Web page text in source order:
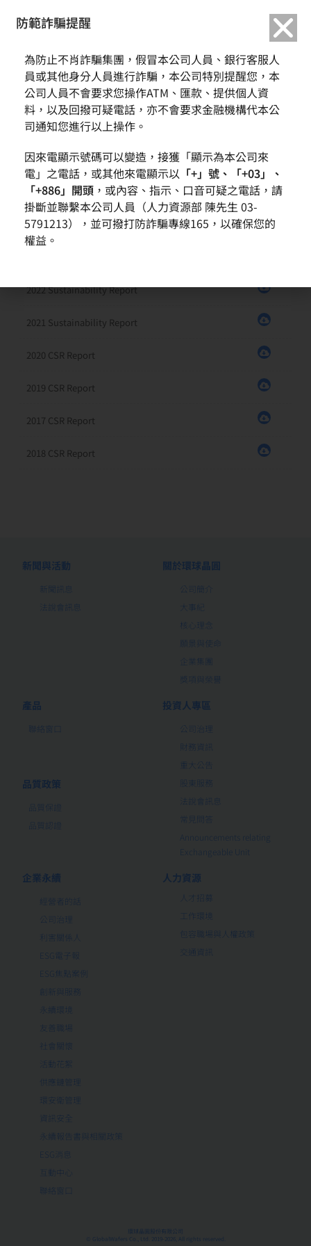
ード
這是環安衛政策負標題
ホーム 企業の社会的責任 企業責任レポートのダウンロード
題名 ダウンロード
2024 Sustainability Report
2022 Sustainability Report
2021 Sustainability Report
2020 CSR Report
2019 CSR Report
2017 CSR Report
2018 CSR Report
新聞與活動
新聞訊息
法說會訊息
關於環球晶圓
公司簡介
大事紀
核心理念
願景與使命
企業集團
獎項與榮譽
產品
聯絡窗口
品質政策
品質保證
品質認證
投資人專區
公司治理
財務資訊
重大公告
股東服務
法說會訊息
常見問答
Announcements relating
Exchangeable Unit
企業永續
經營者的話
公司治理
利害關係人
ESG電子報
ESG焦點案例
創新與服務
永續環境
友善職場
社會關懷
活動花絮
供應鏈管理
環安衛管理
資訊安全
永續報告書與相關政策
ESG消息
互動中心
聯絡窗口
人力資源
人才招募
工作環境
包容職場與人權政策
交通資訊
環球晶圓股份有限公司
© GlobalWafers Co., Ltd. 2019-2026, All rights reserved.
防範詐騙提醒
為防止不肖詐騙集團，假冒本公司人員、銀行客服人
員或其他身分人員進行詐騙，本公司特別提醒您，本
公司人員不會要求您操作ATM、匯款、提供個人資
料，以及回撥可疑電話，亦不會要求金融機構代本公
司通知您進行以上操作。
因來電顯示號碼可以變造，接獲「顯示為本公司來
電」之電話，或其他來電顯示以 「+」號、「+03」、
「+886」開頭 ，或內容、指示、口音可疑之電話，請
掛斷並聯繫本公司人員（人力資源部 陳先生 03-
5791213），並可撥打防詐騙專線165，以確保您的
權益。